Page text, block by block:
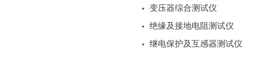
变压器综合测试仪
绝缘及接地电阻测试仪
继电保护及互感器测试仪